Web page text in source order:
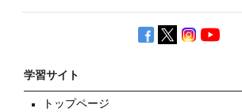
学習サイト
トップページ